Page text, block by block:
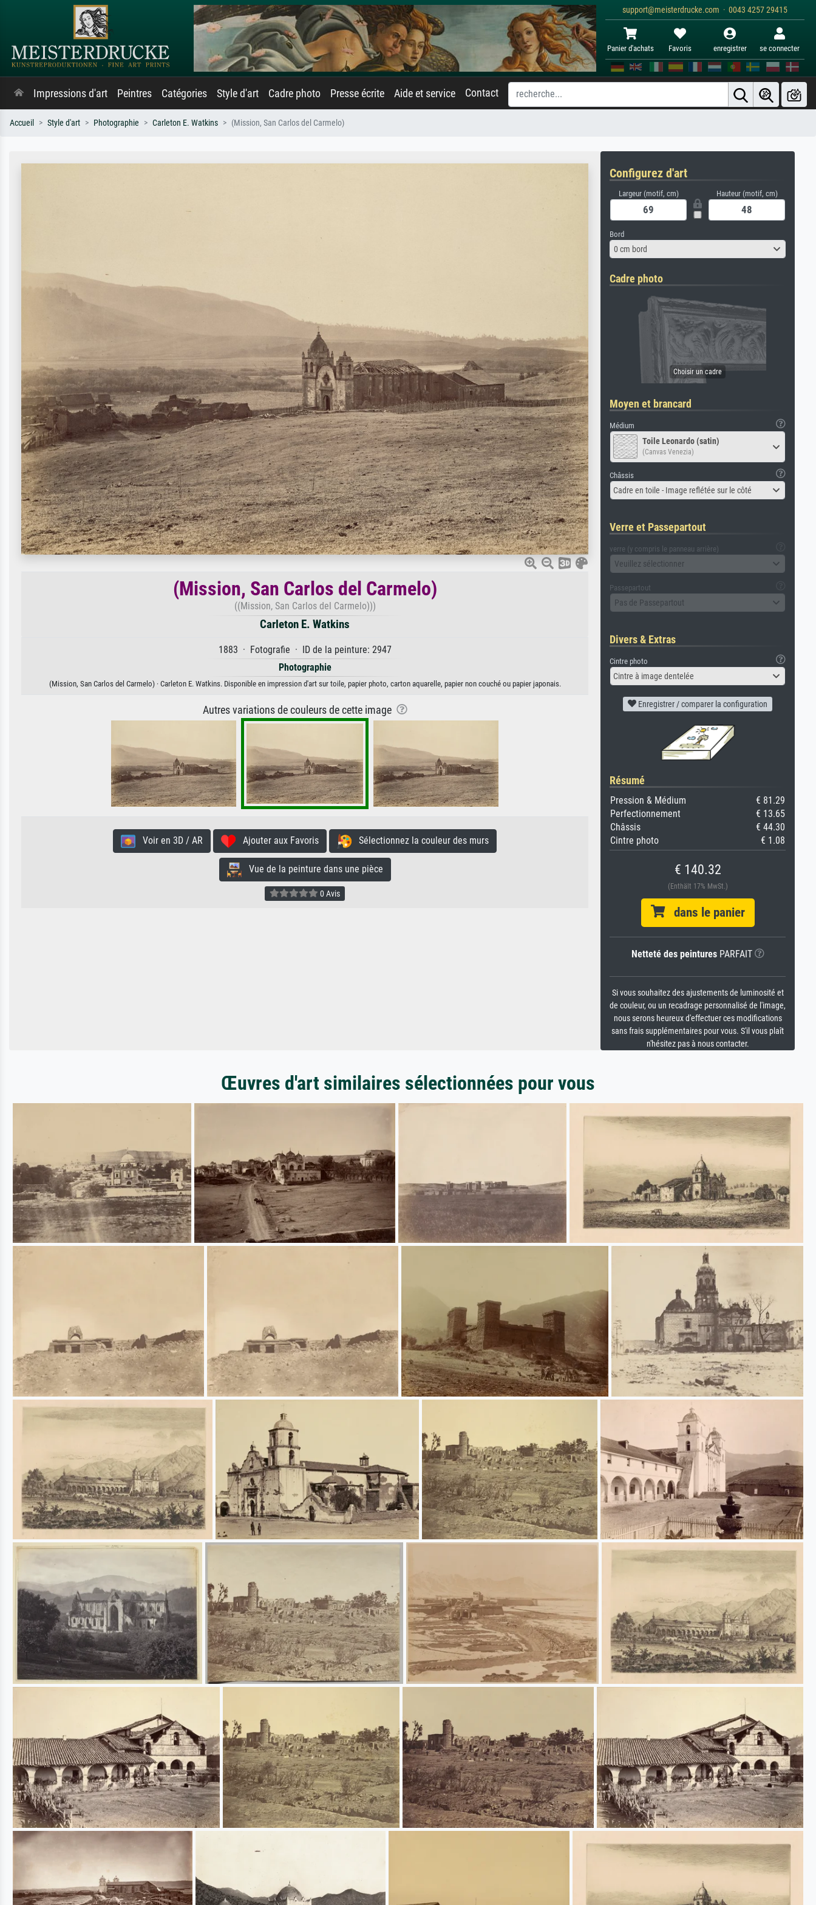
support@meisterdrucke.com · 0043 4257 29415
Panier d'achats Favoris enregistrer se connecter
Impressions d'art Peintres Catégories Style d'art Cadre photo Presse écrite Aide et service Contact
Accueil Style d'art Photographie Carleton E. Watkins (Mission, San Carlos del Carmelo)
(Mission, San Carlos del Carmelo)
((Mission, San Carlos del Carmelo)))
Carleton E. Watkins
1883 · Fotografie · ID de la peinture: 2947
Photographie
(Mission, San Carlos del Carmelo) · Carleton E. Watkins. Disponible en impression d'art sur toile, papier photo, carton aquarelle, papier non couché ou papier japonais.
Autres variations de couleurs de cette image
Voir en 3D / AR Ajouter aux Favoris Sélectionnez la couleur des murs
Vue de la peinture dans une pièce
0 Avis
Configurez d'art
Largeur (motif, cm) Hauteur (motif, cm)
Bord
0 cm bord
Cadre photo
Moyen et brancard
Médium
Toile Leonardo (satin)
(Canvas Venezia)
Châssis
Cadre en toile - Image reflétée sur le côté
Verre et Passepartout
verre (y compris le panneau arrière)
Veuillez sélectionner
Passepartout
Pas de Passepartout
Divers & Extras
Cintre photo
Cintre à image dentelée
Enregistrer / comparer la configuration
Résumé
Pression & Médium
€ 81.29
Perfectionnement
€ 13.65
Châssis
€ 44.30
Cintre photo
€ 1.08
€ 140.32
(Enthält 17% MwSt.)
dans le panier
Netteté des peinturesPARFAIT
Si vous souhaitez des ajustements de luminosité et
de couleur, ou un recadrage personnalisé de l'image,
nous serons heureux d'effectuer ces modifications
sans frais supplémentaires pour vous. S'il vous plaît
n'hésitez pas à nous contacter.
Œuvres d'art similaires sélectionnées pour vous